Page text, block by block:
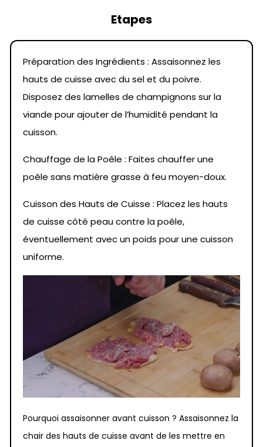
Etapes
Préparation des Ingrédients : Assaisonnez les
hauts de cuisse avec du sel et du poivre.
Disposez des lamelles de champignons sur la
viande pour ajouter de l’humidité pendant la
cuisson.
Chauffage de la Poêle : Faites chauffer une
poêle sans matière grasse à feu moyen-doux.
Cuisson des Hauts de Cuisse : Placez les hauts
de cuisse côté peau contre la poêle,
éventuellement avec un poids pour une cuisson
uniforme.
Pourquoi assaisonner avant cuisson ? Assaisonnez la
chair des hauts de cuisse avant de les mettre en